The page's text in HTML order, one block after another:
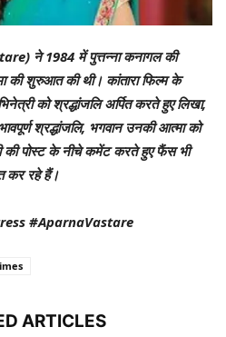
ने 1984 में पुत्तन्ना कनागल की
की शुरुआत की थी। कांतारा फिल्म के
को श्रद्धांजलि अर्पित करते हुए लिखा,
श्रद्धांजलि, भगवान उनकी आत्मा को
पोस्ट के नीचे कमेंट करते हुए फैंस भी
कर रहे हैं।
#AparnaVastare
ARTICLES